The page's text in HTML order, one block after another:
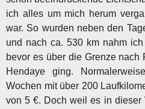
ich alles um mich herum
war. So wurden neben den
und nach ca. 530 km nahm
bevor es über die Grenze nach
Hendaye ging.
Wochen mit über 200
von 5 €. Doch weil es in dieser